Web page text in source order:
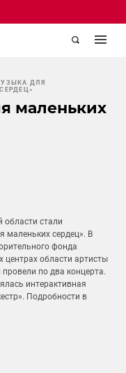
ДЛЯ
маленьких
области стали
маленьких сердец». В
фонда
центрах области артисты
по два концерта.
интерактивная
Подробности в